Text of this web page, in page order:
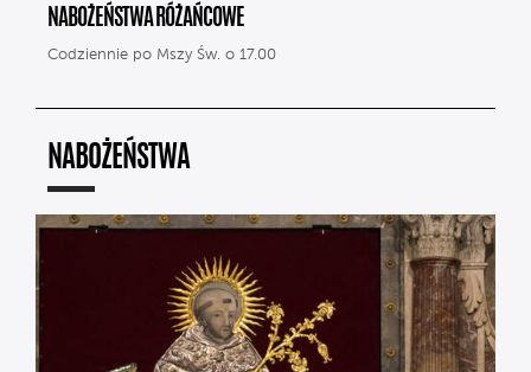
NABOŻEŃSTWA RÓŻAŃCOWE
Codziennie po Mszy Św. o 17.00
NABOŻEŃSTWA